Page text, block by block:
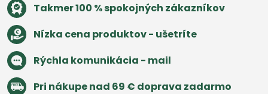
Takmer 100 % spokojných zákazníkov
Nízka cena produktov - ušetríte
Rýchla komunikácia - mail
Pri nákupe nad 69 € doprava zadarmo